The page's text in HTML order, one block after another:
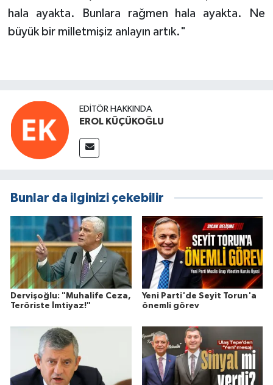
hala ayakta. Bunlara rağmen hala ayakta. Ne
büyük bir milletmişiz anlayın artık."
EDITÖR HAKKINDA
EROL KÜÇÜKOĞLU
Bunlar da ilginizi çekebilir
Dervişoğlu: "Muhalife Ceza,
Teröriste İmtiyaz!"
Yeni Parti'de Seyit Torun'a
önemli görev